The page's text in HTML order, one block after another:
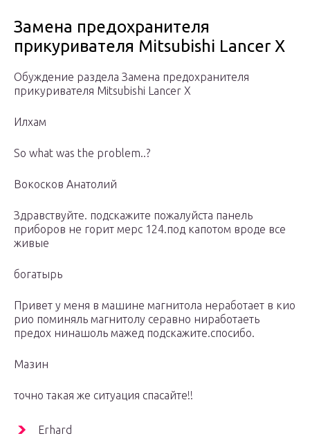
Замена предохранителя
прикуривателя Mitsubishi Lancer X
Обуждение раздела Замена предохранителя
прикуривателя Mitsubishi Lancer X
Илхам
So what was the problem..?
Вокосков Анатолий
Здравствуйте. подскажите пожалуйста панель
приборов не горит мерс 124.под капотом вроде все
живые
богатырь
Привет у меня в машине магнитола неработает в кио
рио поминяль магнитолу серавно ниработаеть
предох нинашоль мажед подскажите.спосибо.
Мазин
точно такая же cитуация спасайте!!
Erhard